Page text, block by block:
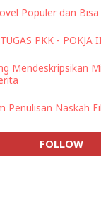
Populer dan
PKK - POKJA II
Mendeskripsikan
Penulisan Naskah
FOLLOW